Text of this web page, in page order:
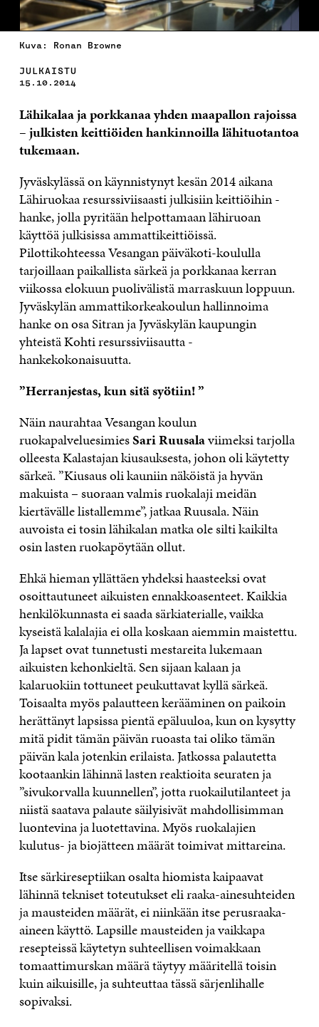
Kuva: Ronan Browne
JULKAISTU
15.10.2014
Lähikalaa ja porkkanaa yhden maapallon rajoissa
– julkisten keittiöiden hankinnoilla lähituotantoa
tukemaan.
Jyväskylässä on käynnistynyt kesän 2014 aikana
Lähiruokaa resurssiviisaasti julkisiin keittiöihin -
hanke, jolla pyritään helpottamaan lähiruoan
käyttöä julkisissa ammattikeittiöissä.
Pilottikohteessa Vesangan päiväkoti-koululla
tarjoillaan paikallista särkeä ja porkkanaa kerran
viikossa elokuun puolivälistä marraskuun loppuun.
Jyväskylän ammattikorkeakoulun hallinnoima
hanke on osa Sitran ja Jyväskylän kaupungin
yhteistä Kohti resurssiviisautta -
hankekokonaisuutta.
”Herranjestas, kun sitä syötiin! ”
Näin naurahtaa Vesangan koulun
ruokapalveluesimiesSari Ruusalaviimeksi tarjolla
olleesta Kalastajan kiusauksesta, johon oli käytetty
särkeä. ”Kiusaus oli kauniin näköistä ja hyvän
makuista – suoraan valmis ruokalaji meidän
kiertävälle listallemme”, jatkaa Ruusala. Näin
auvoista ei tosin lähikalan matka ole silti kaikilta
osin lasten ruokapöytään ollut.
Ehkä hieman yllättäen yhdeksi haasteeksi ovat
osoittautuneet aikuisten ennakkoasenteet. Kaikkia
henkilökunnasta ei saada särkiaterialle, vaikka
kyseistä kalalajia ei olla koskaan aiemmin maistettu.
Ja lapset ovat tunnetusti mestareita lukemaan
aikuisten kehonkieltä. Sen sijaan kalaan ja
kalaruokiin tottuneet peukuttavat kyllä särkeä.
Toisaalta myös palautteen kerääminen on paikoin
herättänyt lapsissa pientä epäluuloa, kun on kysytty
mitä pidit tämän päivän ruoasta tai oliko tämän
päivän kala jotenkin erilaista. Jatkossa palautetta
kootaankin lähinnä lasten reaktioita seuraten ja
”sivukorvalla kuunnellen”, jotta ruokailutilanteet ja
niistä saatava palaute säilyisivät mahdollisimman
luontevina ja luotettavina. Myös ruokalajien
kulutus- ja biojätteen määrät toimivat mittareina.
Itse särkireseptiikan osalta hiomista kaipaavat
lähinnä tekniset toteutukset eli raaka-ainesuhteiden
ja mausteiden määrät, ei niinkään itse perusraaka-
aineen käyttö. Lapsille mausteiden ja vaikkapa
resepteissä käytetyn suhteellisen voimakkaan
tomaattimurskan määrä täytyy määritellä toisin
kuin aikuisille, ja suhteuttaa tässä särjenlihalle
sopivaksi.